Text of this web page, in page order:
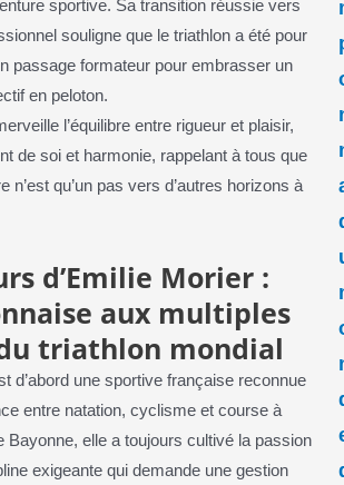
sportive. Sa transition réussie vers
souligne que le triathlon a été pour
passage formateur pour embrasser un
en peloton.
l’équilibre entre rigueur et plaisir,
de soi et harmonie, rappelant à tous que
n’est qu’un pas vers d’autres horizons à
d’Emilie Morier :
aux multiples
triathlon mondial
d’abord une sportive française reconnue
entre natation, cyclisme et course à
Bayonne, elle a toujours cultivé la passion
exigeante qui demande une gestion